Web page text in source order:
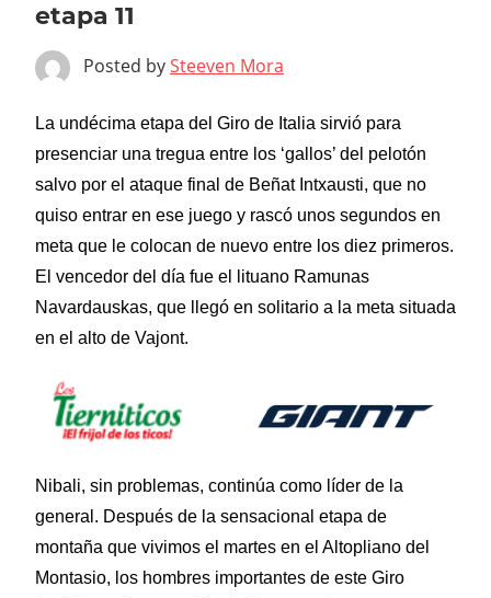
etapa 11
Posted bySteeven Mora
La undécima etapa del Giro de Italia sirvió para
presenciar una tregua entre los ‘gallos’ del pelotón
salvo por el ataque final de Beñat Intxausti, que no
quiso entrar en ese juego y rascó unos segundos en
meta que le colocan de nuevo entre los diez primeros.
El vencedor del día fue el lituano Ramunas
Navardauskas, que llegó en solitario a la meta situada
en el alto de Vajont.
Nibali, sin problemas, continúa como líder de la
general. Después de la sensacional etapa de
montaña que vivimos el martes en el Altopliano del
Montasio, los hombres importantes de este Giro